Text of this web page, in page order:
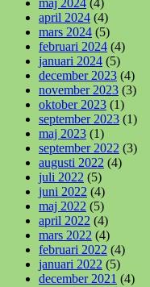
maj 2024 (4)
april 2024 (4)
mars 2024 (5)
februari 2024 (4)
januari 2024 (5)
december 2023 (4)
november 2023 (3)
oktober 2023 (1)
september 2023 (1)
maj 2023 (1)
september 2022 (3)
augusti 2022 (4)
juli 2022 (5)
juni 2022 (4)
maj 2022 (5)
april 2022 (4)
mars 2022 (4)
februari 2022 (4)
januari 2022 (5)
december 2021 (4)